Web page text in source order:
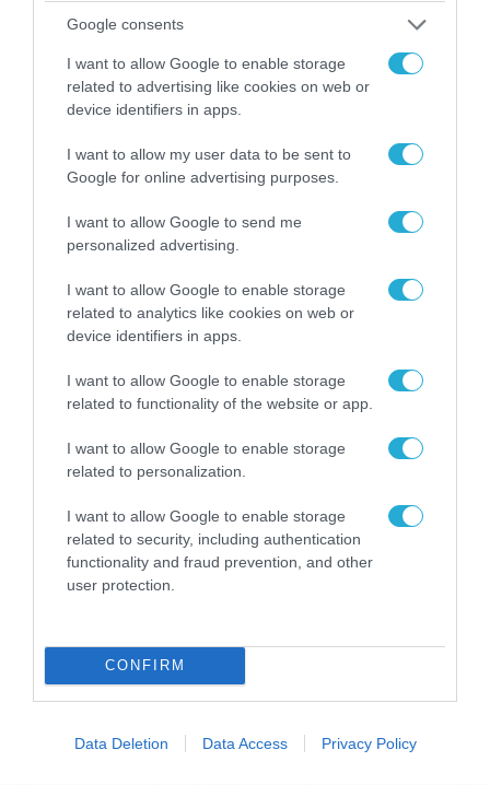
Google consents
I want to allow Google to enable storage
related to advertising like cookies on web or
device identifiers in apps.
I want to allow my user data to be sent to
Google for online advertising purposes.
I want to allow Google to send me
personalized advertising.
I want to allow Google to enable storage
related to analytics like cookies on web or
device identifiers in apps.
I want to allow Google to enable storage
related to functionality of the website or app.
I want to allow Google to enable storage
related to personalization.
I want to allow Google to enable storage
related to security, including authentication
functionality and fraud prevention, and other
user protection.
CONFIRM
Data Deletion Data Access Privacy Policy
07.08.2026 | 20:02
Κωνσταντίνο Ζούλα από τον ΣΚΑΪ – Ο λόγος της
απομάκρυνσής του
06.08.2026 | 14:02
«Επιχείρηση ελεύθερα πεζοδρόμια» στην
αντικείμενα από κοινόχρηστους χώρους